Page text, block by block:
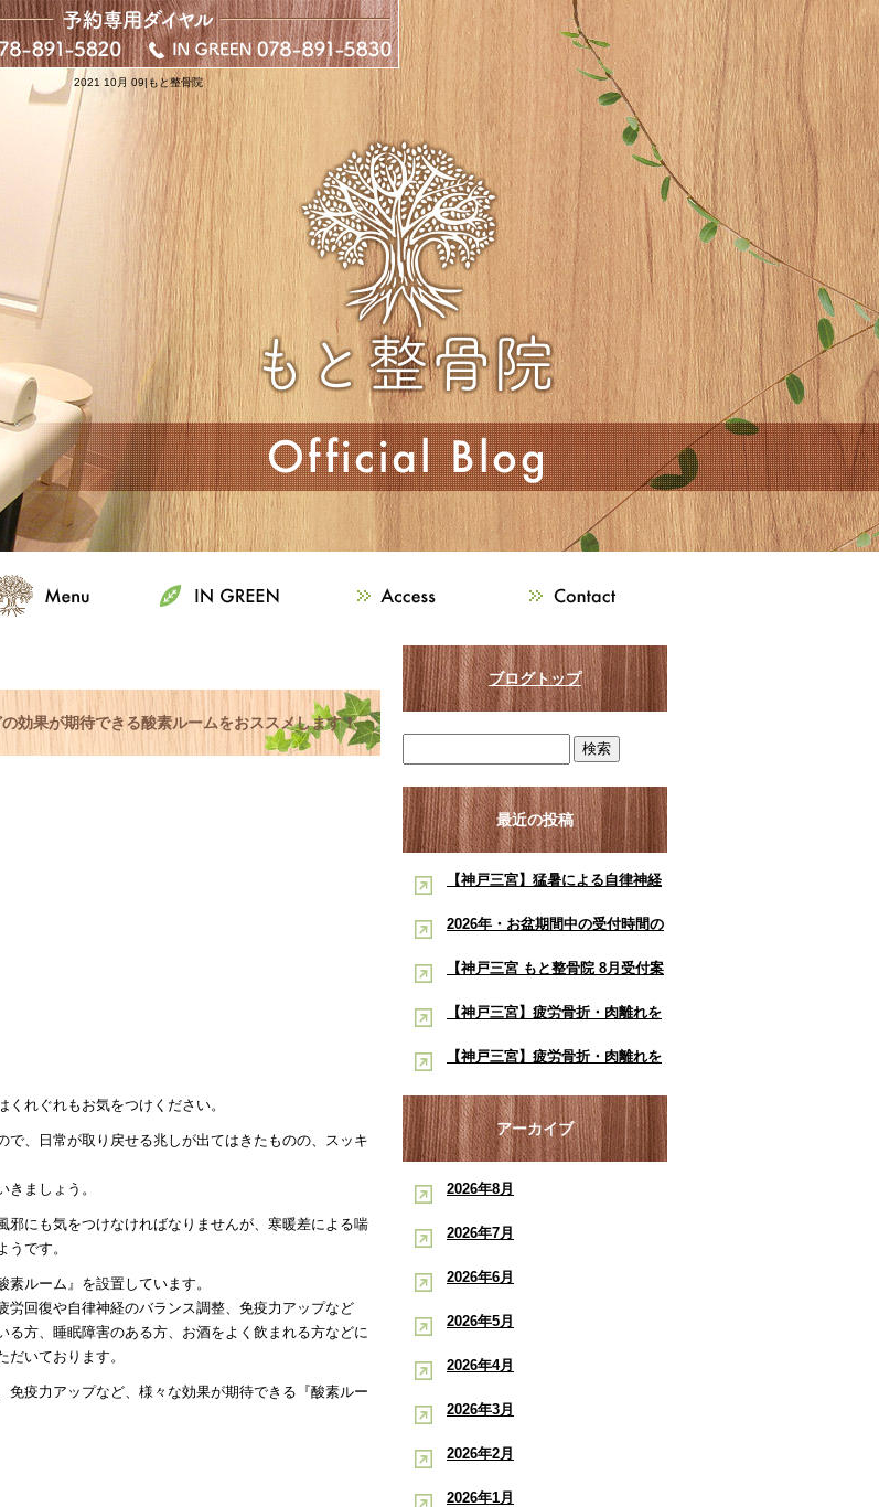
2021 10月 09|もと整骨院
効果が期待できる酸素ルームをおススメします！
れぐれもお気をつけください。
、日常が取り戻せる兆しが出てはきたものの、スッキ
ましょう。
にも気をつけなければなりませんが、寒暖差による喘
です。
ルーム』を設置しています。
回復や自律神経のバランス調整、免疫力アップなど
方、睡眠障害のある方、お酒をよく飲まれる方などに
いております。
疫力アップなど、様々な効果が期待できる『酸素ルー
ブログトップ
最近の投稿
【神戸三宮】猛暑による自律神経
の乱れ・睡眠不足でお悩みの方へ
ト：もと整骨院
2026年・お盆期間中の受付時間の
お知らせ【神戸市三宮 もと整骨
【神戸三宮 もと整骨院 8月受付案
内】8月は熱中症・交通事故・ス
ポート
【神戸三宮】疲労骨折・肉離れを
早く治したい学生アスリートへ｜
復帰をサポート【後編】：もと整
骨院
【神戸三宮】疲労骨折・肉離れを
酸素ルーム・酸素カプセルで競技
復帰をサポート【前編】：もと整
骨院
アーカイブ
2026年8月
2026年7月
2026年6月
2026年5月
2026年4月
2026年3月
2026年2月
2026年1月